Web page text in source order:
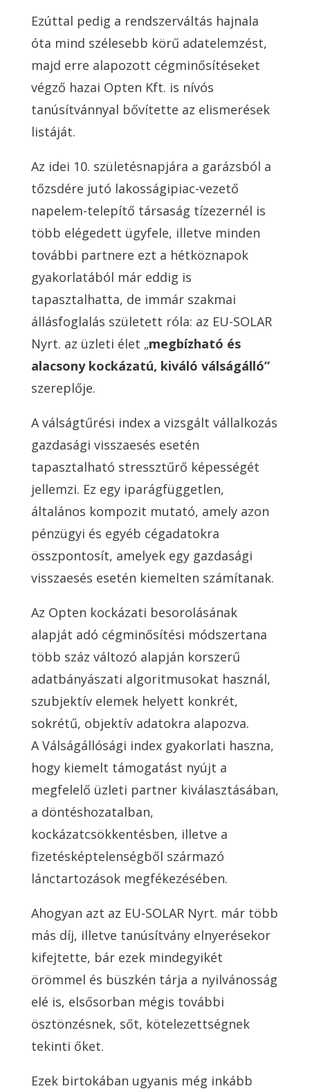
Ezúttal pedig a rendszerváltás hajnala
óta mind szélesebb körű adatelemzést,
majd erre alapozott cégminősítéseket
végző hazai Opten Kft. is nívós
tanúsítvánnyal bővítette az elismerések
listáját.
Az idei 10. születésnapjára a garázsból a
tőzsdére jutó lakosságipiac-vezető
napelem-telepítő társaság tízezernél is
több elégedett ügyfele, illetve minden
további partnere ezt a hétköznapok
gyakorlatából már eddig is
tapasztalhatta, de immár szakmai
állásfoglalás született róla: az EU-SOLAR
Nyrt. az üzleti élet „megbízható és
alacsony kockázatú, kiváló válságálló”
szereplője.
A válságtűrési index a vizsgált vállalkozás
gazdasági visszaesés esetén
tapasztalható stressztűrő képességét
jellemzi. Ez egy iparágfüggetlen,
általános kompozit mutató, amely azon
pénzügyi és egyéb cégadatokra
összpontosít, amelyek egy gazdasági
visszaesés esetén kiemelten számítanak.
Az Opten kockázati besorolásának
alapját adó cégminősítési módszertana
több száz változó alapján korszerű
adatbányászati algoritmusokat használ,
szubjektív elemek helyett konkrét,
sokrétű, objektív adatokra alapozva.
A Válságállósági index gyakorlati haszna,
hogy kiemelt támogatást nyújt a
megfelelő üzleti partner kiválasztásában,
a döntéshozatalban,
kockázatcsökkentésben, illetve a
fizetésképtelenségből származó
lánctartozások megfékezésében.
Ahogyan azt az EU-SOLAR Nyrt. már több
más díj, illetve tanúsítvány elnyerésekor
kifejtette, bár ezek mindegyikét
örömmel és büszkén tárja a nyilvánosság
elé is, elsősorban mégis további
ösztönzésnek, sőt, kötelezettségnek
tekinti őket.
Ezek birtokában ugyanis még inkább